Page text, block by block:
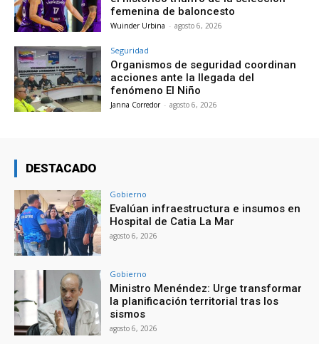
femenina de baloncesto
Wuinder Urbina - agosto 6, 2026
Seguridad
Organismos de seguridad coordinan
acciones ante la llegada del
fenómeno El Niño
Janna Corredor - agosto 6, 2026
DESTACADO
Gobierno
Evalúan infraestructura e insumos en
Hospital de Catia La Mar
agosto 6, 2026
Gobierno
Ministro Menéndez: Urge transformar
la planificación territorial tras los
sismos
agosto 6, 2026